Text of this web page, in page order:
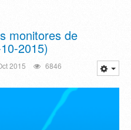
monitores de
2015)
2015 6846